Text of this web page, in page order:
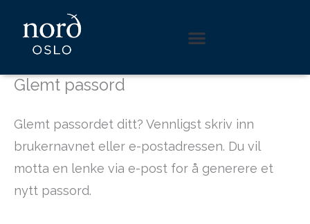
innholdet
Glemt passord
Glemt passordet ditt? Vennligst skriv inn
brukernavnet eller e-postadressen. Du vil
motta en lenke via e-post for å generere et
nytt passord.